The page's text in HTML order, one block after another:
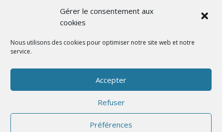
Gérer le consentement aux
cookies
Nous utilisons des cookies pour optimiser notre site web et notre
service.
Accepter
Refuser
Préférences
Cità di L’Isula
Designed by BKM Web Consulting